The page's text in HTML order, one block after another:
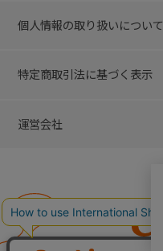
個人情報の取り扱いについて
特定商取引法に基づく表示
運営会社